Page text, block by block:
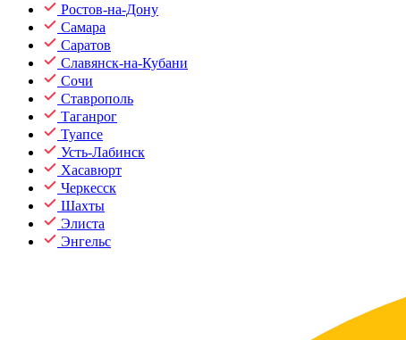
Ростов-на-Дону
Самара
Саратов
Славянск-на-Кубани
Сочи
Ставрополь
Таганрог
Туапсе
Усть-Лабинск
Хасавюрт
Черкесск
Шахты
Элиста
Энгельс